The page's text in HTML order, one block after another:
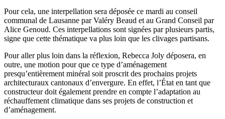
Pour cela, une interpellation sera déposée ce mardi au conseil
communal de Lausanne par Valéry Beaud et au Grand Conseil par
Alice Genoud. Ces interpellations sont signées par plusieurs partis,
signe que cette thématique va plus loin que les clivages partisans.
Pour aller plus loin dans la réflexion, Rebecca Joly déposera, en
outre, une motion pour que ce type d’aménagement
presqu’entièrement minéral soit proscrit des prochains projets
architecturaux cantonaux d’envergure. En effet, l’État en tant que
constructeur doit également prendre en compte l’adaptation au
réchauffement climatique dans ses projets de construction et
d’aménagement.